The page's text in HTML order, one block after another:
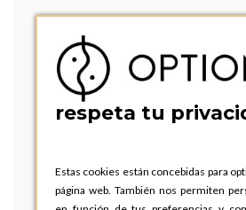
respeta tu
Estas cookies están concebidas para
página web. También nos permiten